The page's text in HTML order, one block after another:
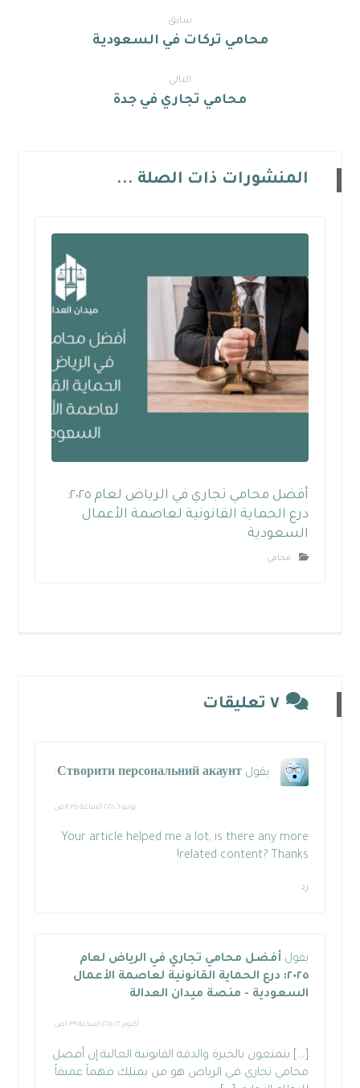
سابق
محامي تركات في السعودية
التالي
محامي تجاري في جدة
المنشورات ذات الصلة ...
أفضل محامي تجاري في الرياض لعام ٢٠٢٥:
درع الحماية القانونية لعاصمة الأعمال
السعودية
محامي
٧ تعليقات
يقول Створити персональний акаунт
:
يونيو ٦, ٢٠٢٥ الساعة ١٢:٣٥ ص
Your article helped me a lot, is there any more
related content? Thanks!
رد
يقول أفضل محامي تجاري في الرياض لعام
٢٠٢٥: درع الحماية القانونية لعاصمة الأعمال
السعودية - منصة ميدان العدالة:
أكتوبر ٢٢, ٢٠٢٥ الساعة ١٠:٣٩ ص
[…] يتمتعون بالخبرة والدقة القانونية العالية.إن أفضل
محامي تجاري في الرياض هو من يمتلك فهماً عميقاً